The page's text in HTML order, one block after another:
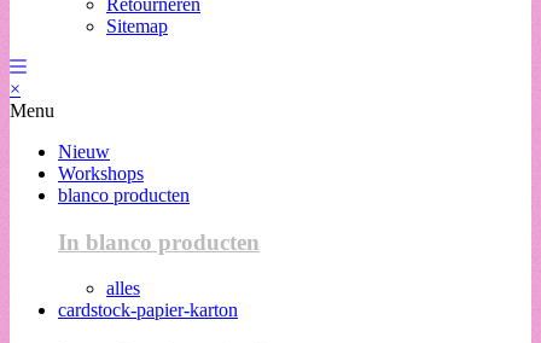
Retourneren
Sitemap
×
Menu
Nieuw
Workshops
blanco producten
In blanco producten
alles
cardstock-papier-karton